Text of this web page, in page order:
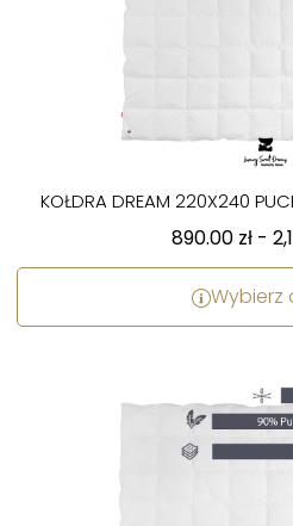
KOŁDRA DREAM 220X240
890.00 zł -
Wybierz